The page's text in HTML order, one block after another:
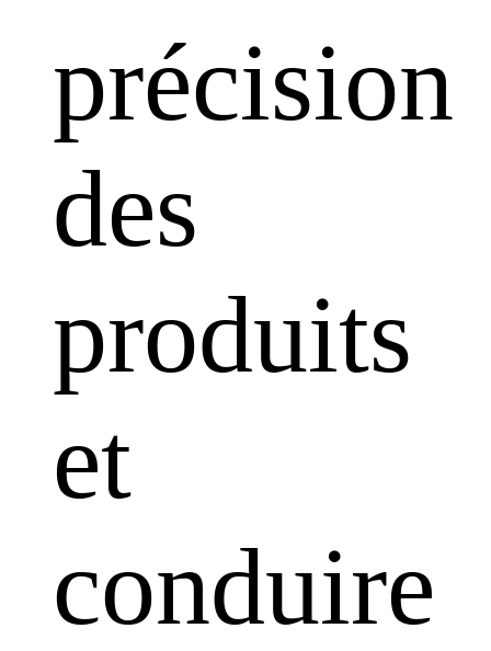
précision
des
produits
et
conduire